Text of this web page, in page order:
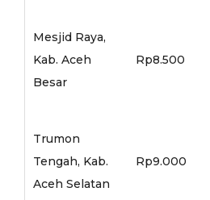
Mesjid Raya,
Kab. Aceh
Besar
Rp8.500
Trumon
Tengah, Kab.
Aceh Selatan
Rp9.000